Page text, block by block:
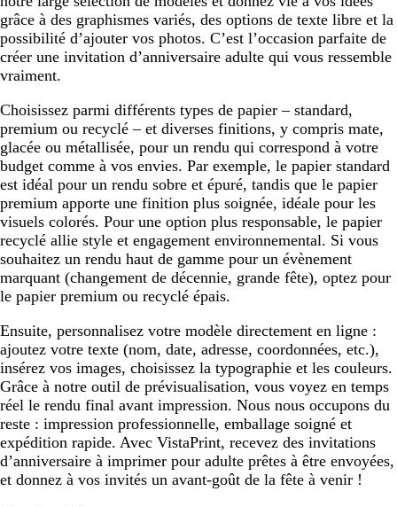
grâce à des graphismes variés, des options de texte libre et la
possibilité d’ajouter vos photos. C’est l’occasion parfaite de
créer une invitation d’anniversaire adulte qui vous ressemble
vraiment.
Choisissez parmi différents types de papier – standard,
premium ou recyclé – et diverses finitions, y compris mate,
glacée ou métallisée, pour un rendu qui correspond à votre
budget comme à vos envies. Par exemple, le papier standard
est idéal pour un rendu sobre et épuré, tandis que le papier
premium apporte une finition plus soignée, idéale pour les
visuels colorés. Pour une option plus responsable, le papier
recyclé allie style et engagement environnemental. Si vous
souhaitez un rendu haut de gamme pour un évènement
marquant (changement de décennie, grande fête), optez pour
le papier premium ou recyclé épais.
Ensuite, personnalisez votre modèle directement en ligne :
ajoutez votre texte (nom, date, adresse, coordonnées, etc.),
insérez vos images, choisissez la typographie et les couleurs.
Grâce à notre outil de prévisualisation, vous voyez en temps
réel le rendu final avant impression. Nous nous occupons du
reste : impression professionnelle, emballage soigné et
expédition rapide. Avec VistaPrint, recevez des invitations
d’anniversaire à imprimer pour adulte prêtes à être envoyées,
et donnez à vos invités un avant-goût de la fête à venir !